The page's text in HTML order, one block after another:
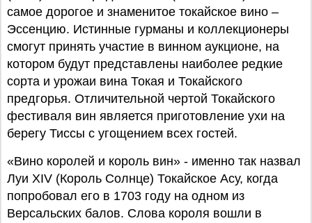
самое дорогое и знаменитое токайское вино –
Эссенцию. Истинные гурманы и коллекционеры
смогут принять участие в винном аукционе, на
котором будут представлены наиболее редкие
сорта и урожаи вина Токая и Токайского
предгорья. Отличительной чертой Токайского
фестиваля вин является приготовление ухи на
берегу Тиссы с угощением всех гостей.
«Вино королей и король вин» - именно так назвал
Луи XIV (Король Солнце) Токайское Асу, когда
попробовал его в 1703 году на одном из
Версальских балов. Слова короля вошли в